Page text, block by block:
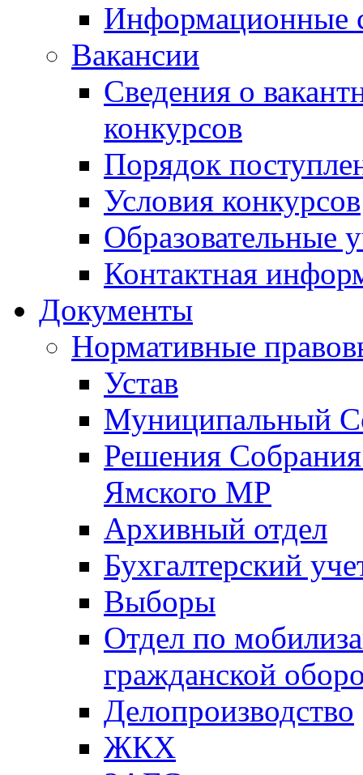
Информационные
Вакансии
Сведения о
конкурсов
Порядок
Условия конкурсов
Образовательные
Контактная
Документы
Нормативные
Устав
Муниципальный
Решения
Ямского МР
Архивный отдел
Бухгалтерский
Выборы
Отдел по
гражданской
Делопроизводство
ЖКХ